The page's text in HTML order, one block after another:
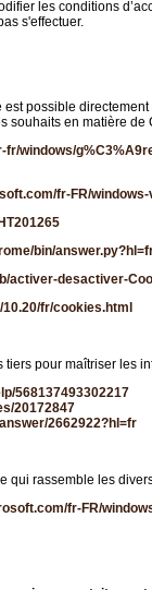
les conditions
s'effectuer.
possible
en matière de
windows/
fr-FR/
bin/
activer-desactiver-
fr/cookies.html
pour maîtriser les
568137493302217
20172847
2662922?hl=fr
qui rassemble les
fr-FR/